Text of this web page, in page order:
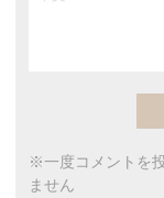
※一度コメントを
ません